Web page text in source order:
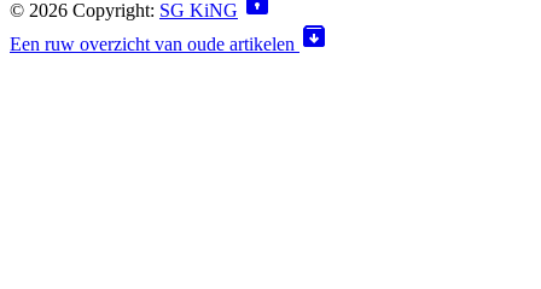
© 2026 Copyright: SG KiNG
Een ruw overzicht van oude artikelen